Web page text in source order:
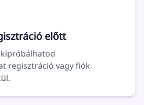
előtt
regisztráció vagy fiók